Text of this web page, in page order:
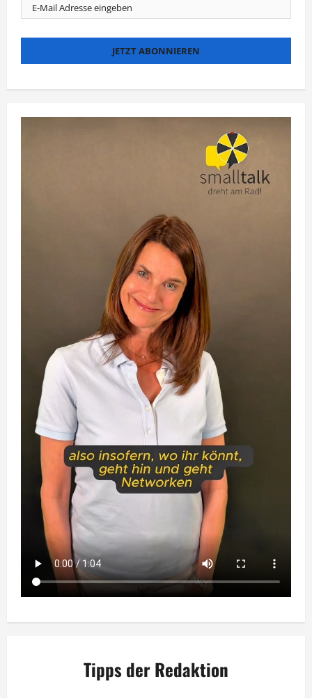
Tipps der Redaktion